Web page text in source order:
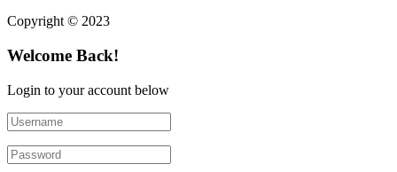
Copyright © 2023
Welcome Back!
Login to your account below